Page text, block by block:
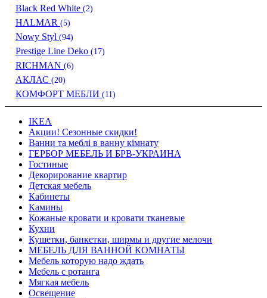
Black Red White (2)
HALMAR (5)
Nowy Styl (94)
Prestige Line Deko (17)
RICHMAN (6)
АКЛАС (20)
КОМФОРТ МЕБЛИ (11)
IKEA
Акции! Сезонные скидки!
Ванни та меблі в ванну кімнату
ГЕРБОР МЕБЕЛЬ И БРВ-УКРАИНА
Гостиные
Декорирование квартир
Детская мебель
Кабинеты
Камины
Кожаные кровати и кровати тканевые
Кухни
Кушетки, банкетки, ширмы и другие мелочи
МЕБЕЛЬ ДЛЯ ВАННОЙ КОМНАТЫ
Мебель которую надо ждать
Мебель с ротанга
Мягкая мебель
Освещение